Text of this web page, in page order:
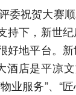
委祝贺大赛
持下，新世
好地平台。
店是平凉
业服务”、“